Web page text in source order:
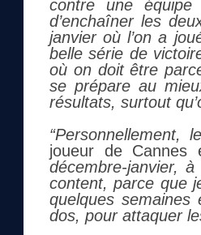
contre une
d’enchaîner les
janvier où l’on a
belle série de
où on doit être
se prépare au
résultats, surtout
joueur de
décembre-janvier,
content, parce que
quelques semaines
dos, pour attaquer